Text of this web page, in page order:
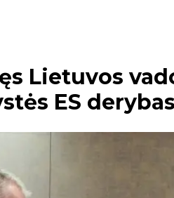
Lietuvos
ES derybas